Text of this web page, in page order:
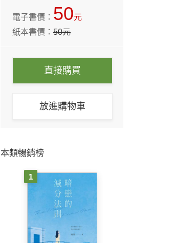
電子書價： 50元
紙本書價：50元
直接購買
放進購物車
本類暢銷榜
1